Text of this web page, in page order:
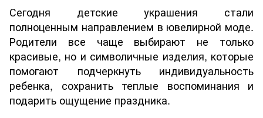
Сегодня детские украшения стали
полноценным направлением в ювелирной моде.
Родители все чаще выбирают не только
красивые, но и символичные изделия, которые
помогают подчеркнуть индивидуальность
ребенка, сохранить теплые воспоминания и
подарить ощущение праздника.